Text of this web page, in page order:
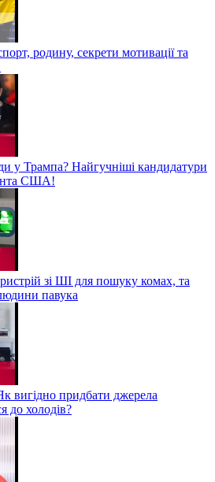
родину, секрети мотивації та
у Трампа? Найгучніші кандидатури
США!
зі ШІ для пошуку комах, та
павука
вигідно придбати джерела
до холодів?